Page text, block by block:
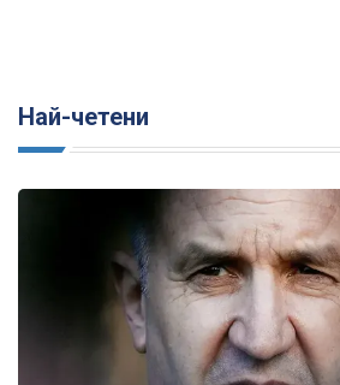
Най-четени